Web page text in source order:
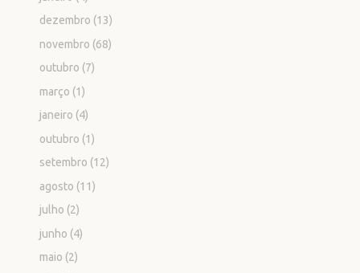
dezembro (13)
novembro (68)
outubro (7)
março (1)
janeiro (4)
outubro (1)
setembro (12)
agosto (11)
julho (2)
junho (4)
maio (2)